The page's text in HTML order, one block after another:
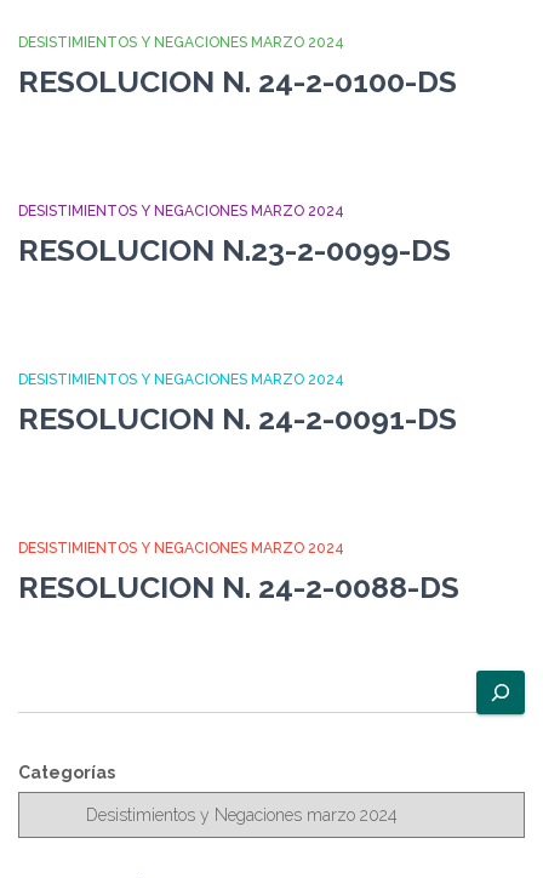
DESISTIMIENTOS Y NEGACIONES MARZO 2024
RESOLUCION N. 24-2-0100-DS
DESISTIMIENTOS Y NEGACIONES MARZO 2024
RESOLUCION N.23-2-0099-DS
DESISTIMIENTOS Y NEGACIONES MARZO 2024
RESOLUCION N. 24-2-0091-DS
DESISTIMIENTOS Y NEGACIONES MARZO 2024
RESOLUCION N. 24-2-0088-DS
u
c
a
Categorías